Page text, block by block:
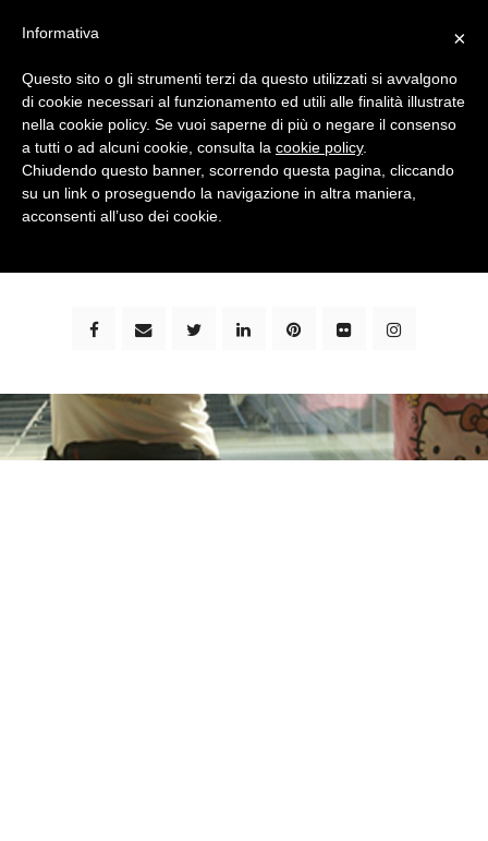
bimbi e viaggi - family travel blog: community #1 in
×
Informativa
Questo sito o gli strumenti terzi da questo utilizzati si avvalgono
di cookie necessari al funzionamento ed utili alle finalità illustrate
nella cookie policy. Se vuoi saperne di più o negare il consenso
a tutti o ad alcuni cookie, consulta la cookie policy.
Chiudendo questo banner, scorrendo questa pagina, cliccando
su un link o proseguendo la navigazione in altra maniera,
acconsenti all’uso dei cookie.